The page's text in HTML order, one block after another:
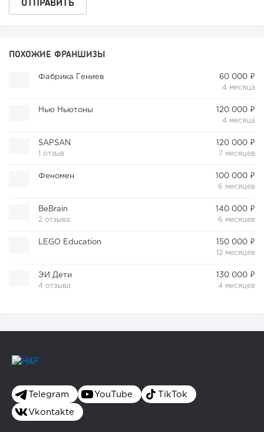
ПОХОЖИЕ ФРАНШИЗЫ
Фабрика Гениев
60 000 ₽
4 месяца
Нью Ньютоны
120 000 ₽
4 месяца
SAPSAN
1 отзыв
120 000 ₽
7 месяцев
Феномен
100 000 ₽
6 месяцев
BeBrain
2 отзыва
140 000 ₽
6 месяцев
LEGO Education
150 000 ₽
12 месяцев
ЭИ Дети
4 отзыва
130 000 ₽
4 месяцев
Telegram YouTube TikTok
Vkontakte